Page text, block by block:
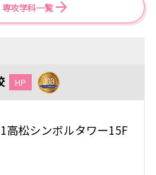
攻学科一覧
HP
高松シンボルタワー15F